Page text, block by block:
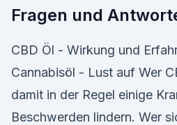
Fragen und
CBD Öl - Wirkung und
Cannabisöl - Lust auf Wer
damit in der Regel einige
Beschwerden lindern. Wer